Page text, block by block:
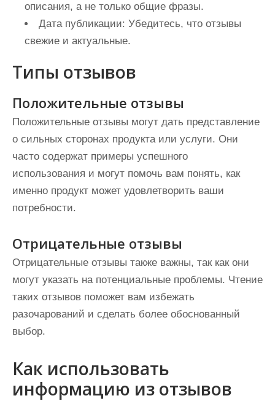
описания, а не только общие фразы.
Дата публикации: Убедитесь, что отзывы
свежие и актуальные.
Типы отзывов
Положительные отзывы
Положительные отзывы могут дать представление
о сильных сторонах продукта или услуги. Они
часто содержат примеры успешного
использования и могут помочь вам понять, как
именно продукт может удовлетворить ваши
потребности.
Отрицательные отзывы
Отрицательные отзывы также важны, так как они
могут указать на потенциальные проблемы. Чтение
таких отзывов поможет вам избежать
разочарований и сделать более обоснованный
выбор.
Как использовать
информацию из отзывов